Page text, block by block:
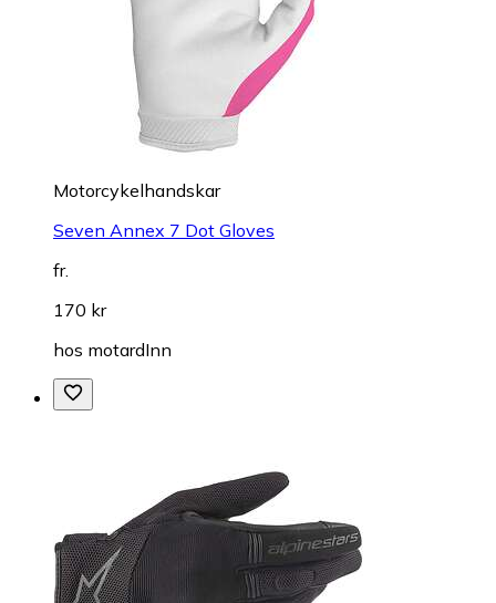
Motorcykelhandskar
Seven Annex 7 Dot Gloves
fr.
170 kr
hos motardInn